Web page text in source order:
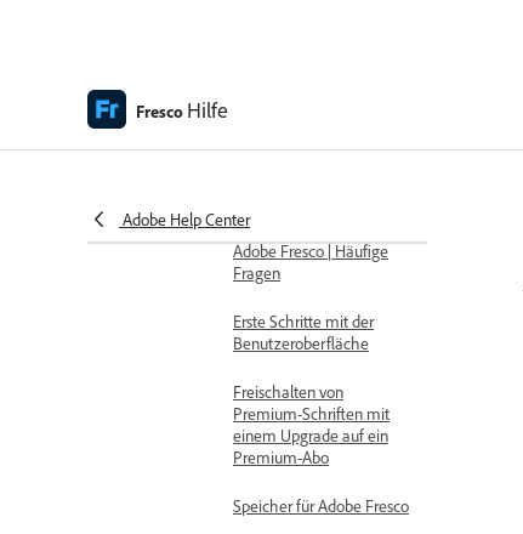
Fresco Hilfe
Adobe Help Center
Tastaturbefehle
Adobe Fresco | Häufige
Fragen
Erste Schritte mit der
Benutzeroberfläche
Freischalten von
Premium-Schriften mit
einem Upgrade auf ein
Premium-Abo
Speicher für Adobe Fresco